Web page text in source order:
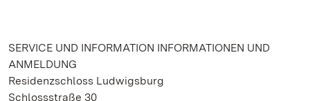
SERVICE UND INFORMATION INFORMATIONEN UND
ANMELDUNG
Residenzschloss Ludwigsburg
Schlossstraße 30